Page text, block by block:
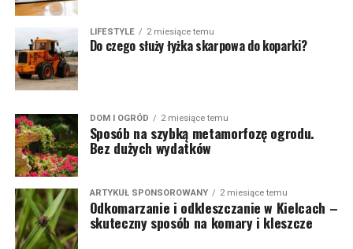
LIFESTYLE 2 miesiące temu
Do czego służy łyżka skarpowa do koparki?
DOM I OGRÓD 2 miesiące temu
Sposób na szybką metamorfozę ogrodu.
Bez dużych wydatków
ARTYKUŁ SPONSOROWANY 2 miesiące temu
Odkomarzanie i odkleszczanie w Kielcach –
skuteczny sposób na komary i kleszcze